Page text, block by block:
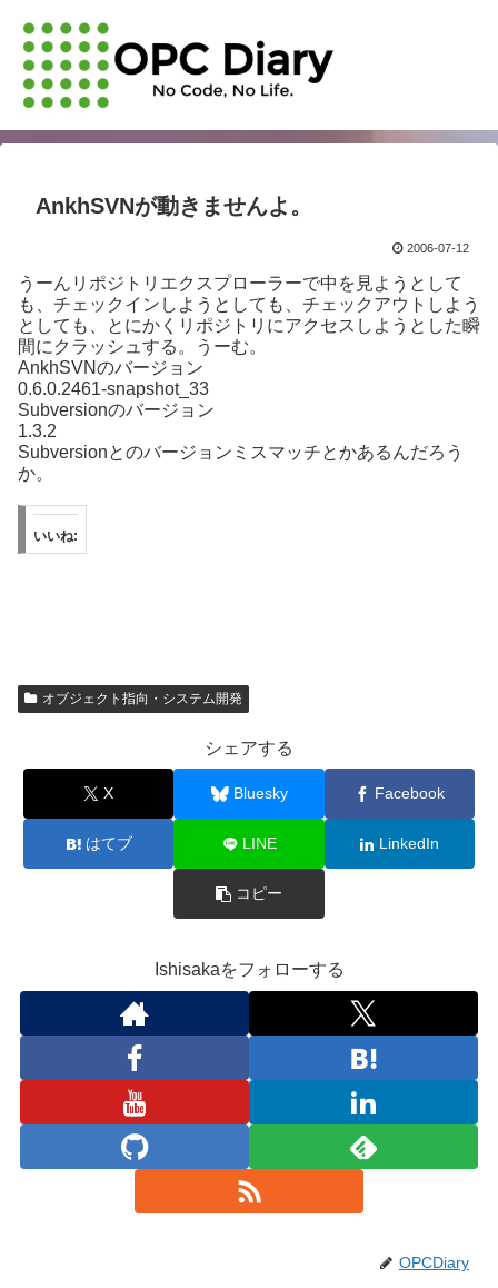
AnkhSVNが動きませんよ。
2006-07-12
うーんリポジトリエクスプローラーで中を見ようとして
も、チェックインしようとしても、チェックアウトしよう
としても、とにかくリポジトリにアクセスしようとした瞬
間にクラッシュする。うーむ。
AnkhSVNのバージョン
0.6.0.2461-snapshot_33
Subversionのバージョン
1.3.2
Subversionとのバージョンミスマッチとかあるんだろう
か。
いいね:
オブジェクト指向・システム開発
シェアする
X Bluesky Facebook
はてブ LINE LinkedIn
コピー
Ishisakaをフォローする
OPCDiary